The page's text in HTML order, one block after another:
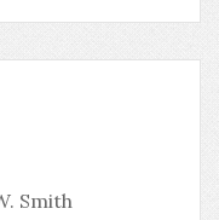
Smith